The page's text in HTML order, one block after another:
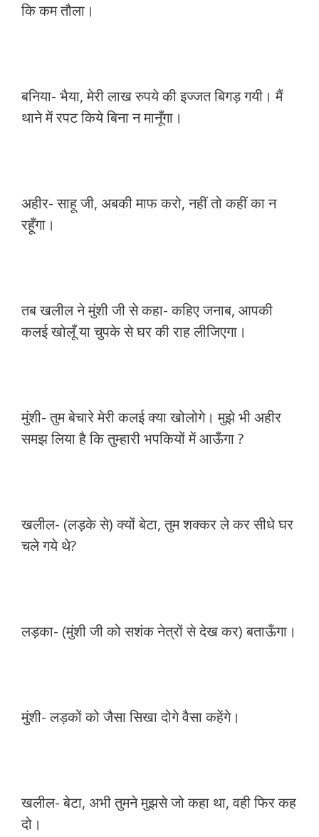
कि कम तौला।
बनिया- भैया, मेरी लाख रुपये की इज्जत बिगड़ गयी। मैं
थाने में रपट किये बिना न मानूँगा।
अहीर- साहू जी, अबकी माफ करो, नहीं तो कहीं का न
रहूँगा।
तब खलील ने मुंशी जी से कहा- कहिए जनाब, आपकी
कलई खोलूँ या चुपके से घर की राह लीजिएगा।
मुंशी- तुम बेचारे मेरी कलई क्या खोलोगे। मुझे भी अहीर
समझ लिया है कि तुम्हारी भपकियों में आऊँगा ?
खलील- (लड़के से) क्यों बेटा, तुम शक्कर ले कर सीधे घर
चले गये थे?
लड़का- (मुंशी जी को सशंक नेत्रों से देख कर) बताऊँगा।
मुंशी- लड़कों को जैसा सिखा दोगे वैसा कहेंगे।
खलील- बेटा, अभी तुमने मुझसे जो कहा था, वही फिर कह
दो।